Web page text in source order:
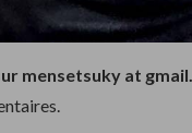
mensetsuky at